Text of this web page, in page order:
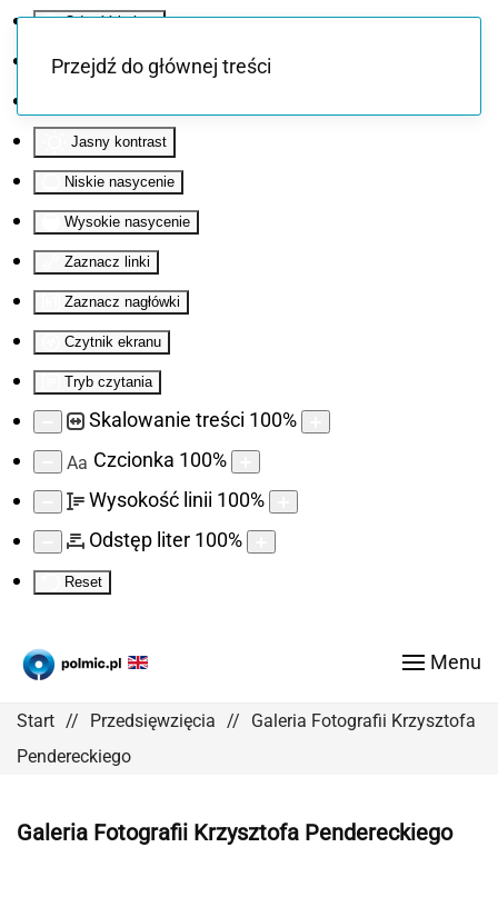
Odwróć kolory
Monochromatyczny
Jasny kontrast
Niskie nasycenie
Wysokie nasycenie
Zaznacz linki
Zaznacz nagłówki
Czytnik ekranu
Tryb czytania
Skalowanie treści 100%
Aa Czcionka 100%
Wysokość linii 100%
Odstęp liter 100%
Reset
Przejdź do głównej treści
Menu
Start Przedsięwzięcia
Galeria Fotografii Krzysztofa
Pendereckiego
Galeria Fotografii Krzysztofa Pendereckiego